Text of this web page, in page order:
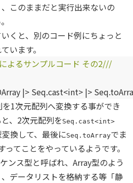
このままだと実行出来ないの
くと、別のコード例にちょっと
います。
よるサンプルコード その2///
|> Seq.cast<int> |>
1次元配列へ変換する事ができ
、2次元配列を Seq.cast<int>
換して、最後にSeq.toArrayでま
てことをやっているようです。
ンス型と呼ばれ、Array型のよう
データリストを格納する等「静